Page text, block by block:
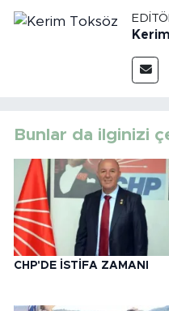
Bunlar da ilginizi
CHP'DE İSTİFA ZAMANI